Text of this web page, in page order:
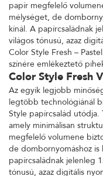
papír megfelelő
mélységet, de
kínál. A papírcsaládnak
világos tónusú, azaz
Color Style Fresh –
színére emlékeztető
Color Style Fresh
Az egyik legjobb
legtöbb technológiánál
Style papírcsalád utódja.
amely minimálisan
megfelelő volumene
de dombornyomáshoz is
papírcsaládnak jelenleg
tónusú, azaz digitális